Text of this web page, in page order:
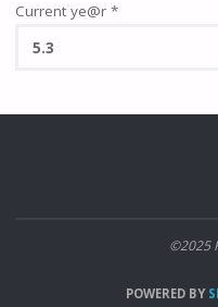
Current ye@r *
©2025
POWERED BY